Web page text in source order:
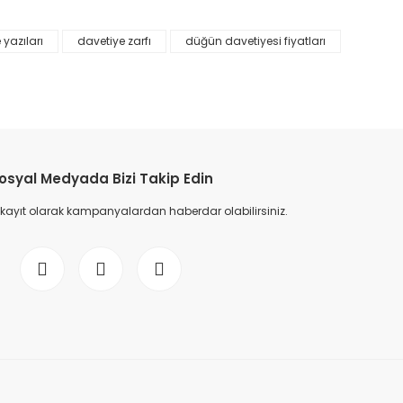
davetiye zarfı
düğün davetiyesi fiyatları
Medyada Bizi Takip Edin
olarak kampanyalardan haberdar olabilirsiniz.